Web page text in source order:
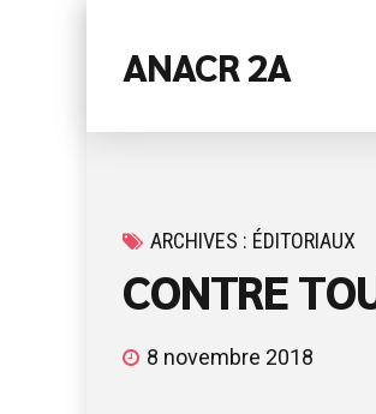
ANACR 2A
ARCHIVES : ÉDITORIAUX
CONTRE
8 novembre 2018